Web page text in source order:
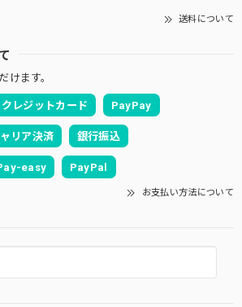
送料について
けます。
クレジットカード PayPay
リア決済 銀行振込
easy PayPal
お支払い方法について